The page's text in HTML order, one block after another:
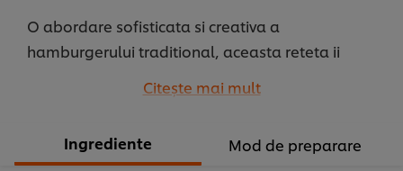
O abordare sofisticata si creativa a
hamburgerului traditional, aceasta reteta ii
Zantinge. El inabusa cotletul de vitel si il preseaza
adevarat burger gourmet.
Citeşte mai mult
Ingrediente Mod de preparare